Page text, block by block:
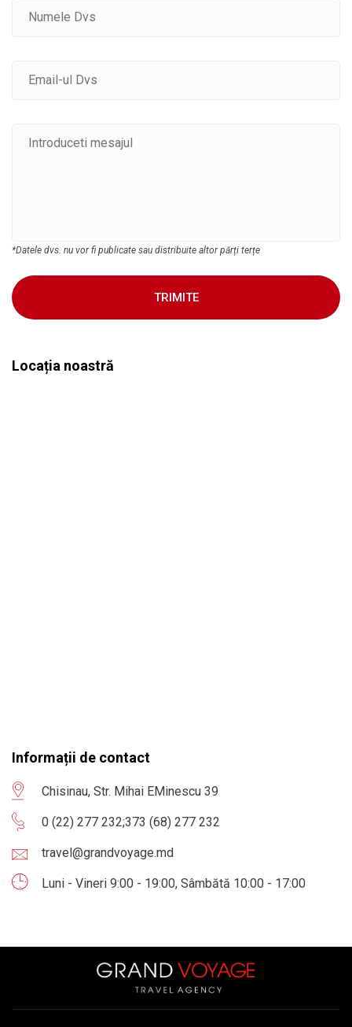
*Datele dvs. nu vor fi publicate sau distribuite altor părți terțe
TRIMITE
Locația noastră
Informații de contact
Chisinau, Str. Mihai EMinescu 39
0 (22) 277 232;373 (68) 277 232
travel@grandvoyage.md
Luni - Vineri 9:00 - 19:00, Sâmbătă 10:00 - 17:00